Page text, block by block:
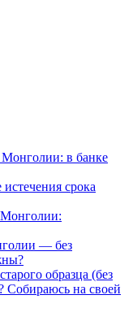
Монголии: в банке
срока
Монголии:
— без
образца (без
Собираюсь на своей